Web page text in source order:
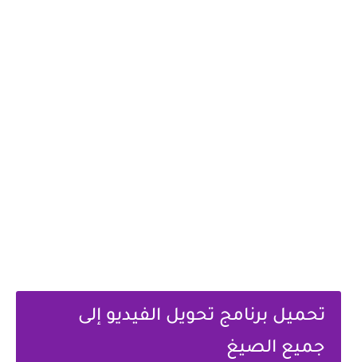
تحميل برنامج تحويل الفيديو إلى
جميع الصيغ